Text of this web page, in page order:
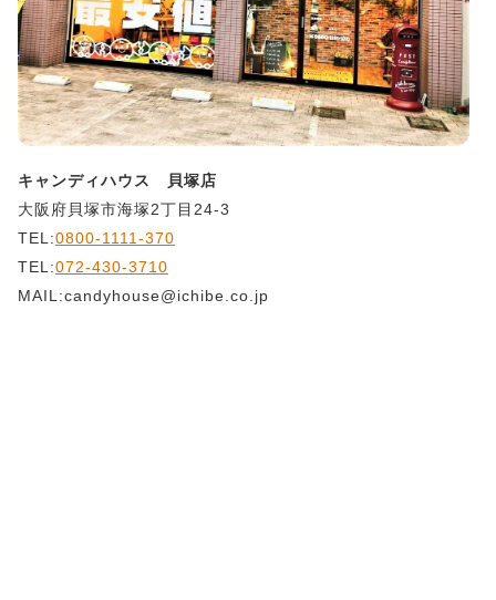
キャンディハウス 貝塚店
大阪府貝塚市海塚2丁目24-3
TEL:0800-1111-370
TEL:072-430-3710
MAIL:candyhouse@ichibe.co.jp